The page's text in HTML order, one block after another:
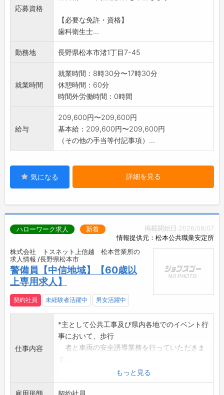
える「安全管理の要」としての役割を担いま
す。
・有病者の歯科治療補助:
・歯科保健指導
んの健康寿命延
伸に貢献するやりがいのある業務です。
変更範囲:法人の定める業務
応募資格
【必要な免許・資格】
歯科衛生士...
勤務地 長野県松本市渚1丁目7-45
就業時間
就業時間：8時30分〜17時30分
休憩時間：60分
時間外労働時間：0時間
給与
209,600円〜209,600円
基本給：209,600円〜209,600円
（その他の手当等付記事項）...
気になる 詳細を見る
掲載開始日:2026/08/07
情報提供元：松本公共職業安定所
ハローワーク求人 新着
株式会社 トスネット上信越 松本営業所の
求人情報 /長野県松本市
警備員【中信地域】【60歳以
上専用求人】
契約社員 未経験者活躍中 男女活躍中
仕事内容
*主として公共工事及び県内各地でのイベント行
事において、歩行
者と車両の安全誘導業務を行っていただきま
※未経験者の方でも充実した研修制度がありま
すので、安心して
業務に就いていただきます。
もっと見る
雇用形態 契約社員